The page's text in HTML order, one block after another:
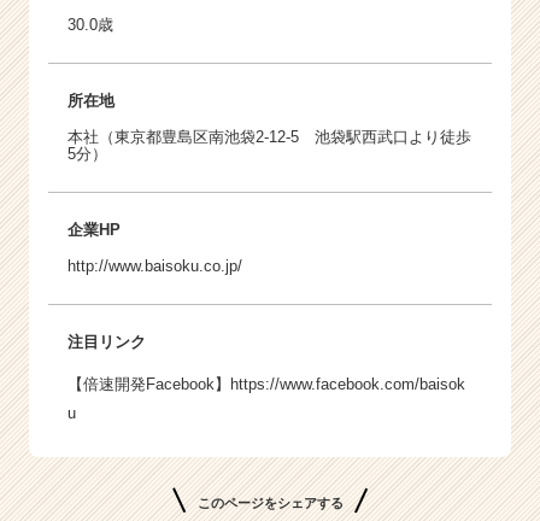
30.0歳
所在地
本社（東京都豊島区南池袋2-12-5 池袋駅西武口より徒歩
5分）
企業HP
http://www.baisoku.co.jp/
注目リンク
【倍速開発Facebook】
https://www.facebook.com/baisok
u
このページをシェアする